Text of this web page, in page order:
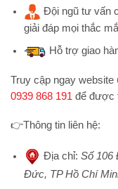
Đội ngũ tư vấn
giải đáp mọi thắc
Hỗ trợgiao
Truy cập ngay website
0939 868 191 để được
👉Thông tin liên hệ:
Địa chỉ: Số 106
Đức, TP Hồ Chí